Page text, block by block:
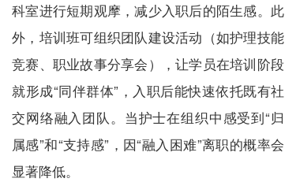
科室进行短期观摩，减少入职后的陌生感。此
外，培训班可组织团队建设活动（如护理技能
竞赛、职业故事分享会），让学员在培训阶段
就形成“同伴群体”，入职后能快速依托既有社
交网络融入团队。当护士在组织中感受到“归
属感”和“支持感”，因“融入困难”离职的概率会
显著降低。